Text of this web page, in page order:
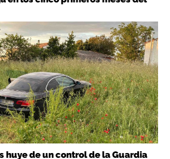
huye de un control de la Guardia